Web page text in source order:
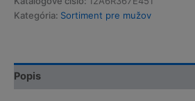
Kategória: Sortiment pre mužov
Popis